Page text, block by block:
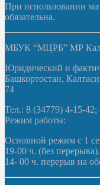
При использовании
обязательна.
МБУК “МЦРБ” МР
Юридический и
Башкортостан,
74
Тел.: 8 (34779) 4-15-
Режим работы:
Основной режим с 1
19-00 ч. (без
14- 00 ч. перерыв на